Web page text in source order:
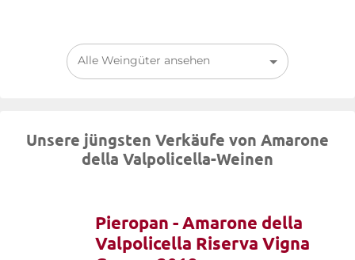
Alle Weingüter ansehen
Unsere jüngsten Verkäufe von Amarone
della Valpolicella-Weinen
Pieropan - Amarone della
Valpolicella Riserva Vigna